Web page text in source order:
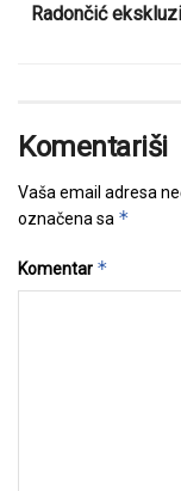
Radončić
Komentariši
Vaša email adresa
označena sa *
Komentar *